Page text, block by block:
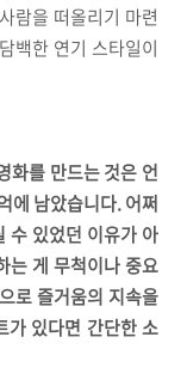
람을 떠올리기 마련
백한 연기 스타일이
화를 만드는 것은 언
에 남았습니다. 어쩌
수 있었던 이유가 아
는 게 무척이나 중요
로 즐거움의 지속을
가 있다면 간단한 소